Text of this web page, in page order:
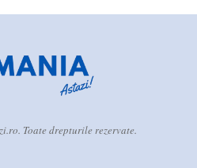
Toate drepturile rezervate.